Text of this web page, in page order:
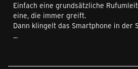
Einfach eine grundsätzliche
eine, die immer greift.
Dann klingelt das Smartphone in der
...